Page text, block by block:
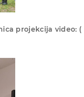
projekcija video: (